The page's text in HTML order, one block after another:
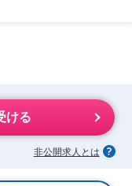
ける
非公開求人とは